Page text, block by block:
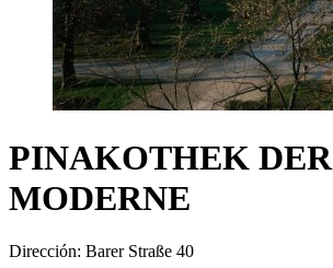
PINAKOTHEK DER
MODERNE
Dirección: Barer Straße 40